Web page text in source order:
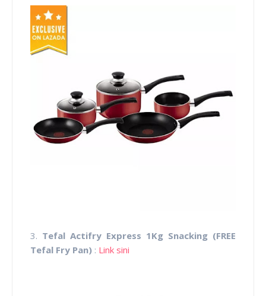
3. Tefal Actifry Express 1Kg Snacking (FREE
Tefal Fry Pan) : Link sini